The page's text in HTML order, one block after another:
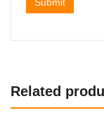
Related